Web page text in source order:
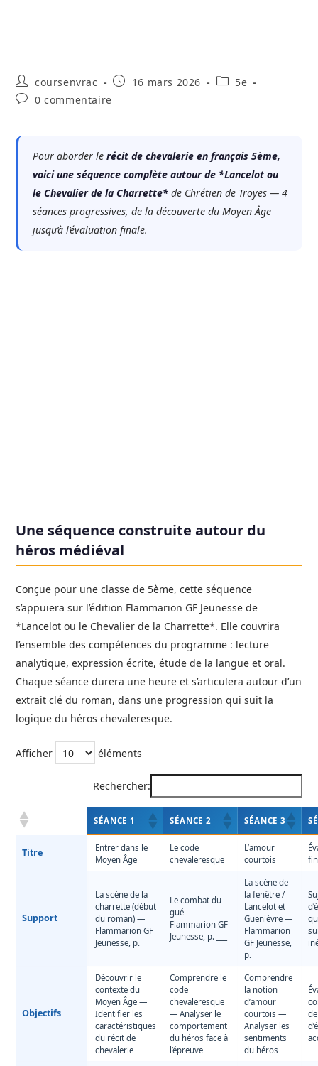
Auteur/autrice
de
la
coursenvrac
Publication
16 mars 2026
Post5e
Commentaires
publication :
0 commentaire
Pour aborder le récit de chevalerie en français 5ème,
voici une séquence complète autour de *Lancelot ou
le Chevalier de la Charrette* de Chrétien de Troyes — 4
séances progressives, de la découverte du Moyen Âge
jusqu’à l’évaluation finale.
Une séquence construite autour du
héros médiéval
Conçue pour une classe de 5ème, cette séquence
s’appuiera sur l’édition Flammarion GF Jeunesse de
*Lancelot ou le Chevalier de la Charrette*. Elle couvrira
l’ensemble des compétences du programme : lecture
analytique, expression écrite, étude de la langue et oral.
Chaque séance durera une heure et s’articulera autour d’un
extrait clé du roman, dans une progression qui suit la
logique du héros chevaleresque.
Afficher éléments
Rechercher:
SÉANCE 1 SÉANCE 2 SÉANCE 3
Titre
Entrer dans le
Moyen Âge
Le code
chevaleresque
L’amour
courtois
Support
La scène de la
charrette (début
du roman) —
Flammarion GF
Jeunesse, p. ___
Le combat du
gué —
Flammarion GF
Jeunesse, p. ___
La scène de
la fenêtre /
Lancelot et
Guenièvre —
Flammarion
GF Jeunesse,
p. ___
Objectifs
Découvrir le
contexte du
Moyen Âge —
Identifier les
caractéristiques
du récit de
chevalerie
Comprendre le
code
chevaleresque
— Analyser le
comportement
du héros face à
l’épreuve
Comprendre
la notion
d’amour
courtois —
Analyser les
sentiments
du héros